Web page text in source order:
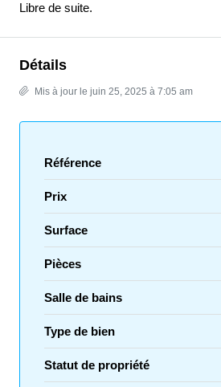
Libre de suite.
Détails
Mis à jour le juin 25, 2025 à 7:05 am
Référence
Prix
Surface
Pièces
Salle de bains
Type de bien
Statut de propriété